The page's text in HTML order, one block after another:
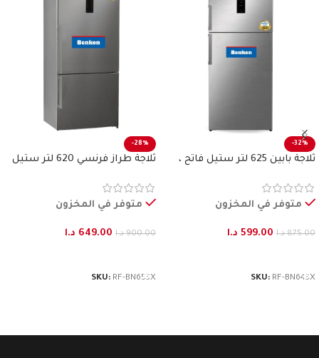
-32%
ثلاجة بابين 625 لتر ستيل فاتح ،
متوفر في المخزون
875.00 د.ا 599.00 د.ا
SKU: RF-BN643X
-28%
ثلاجة طراز فرنسي 620 لتر ستيل
متوفر في المخزون
900.00 د.ا 649.00 د.ا
SKU: RF-BN653X